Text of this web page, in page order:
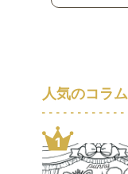
人気のコラム
1